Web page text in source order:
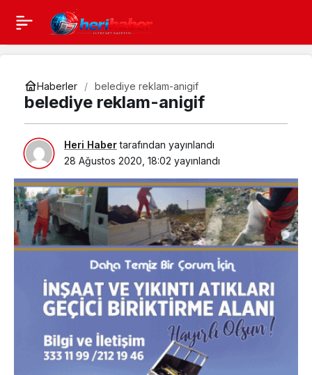
Haberler belediye reklam-anigif
belediye reklam-anigif
Heri Habertarafından yayınlandı
28 Ağustos 2020, 18:02 yayınlandı